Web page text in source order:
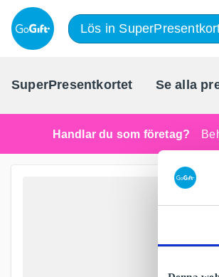
Lös in
SuperPresentkortet Se alla
Handlar du som företag?